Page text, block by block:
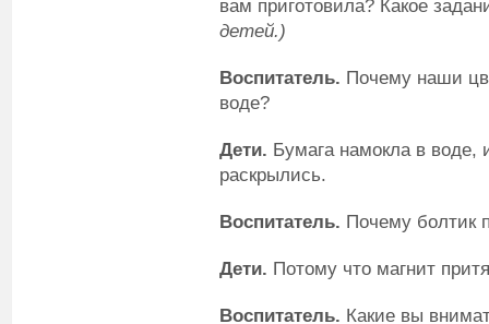
вам приготовила? Какое
детей.)
Воспитатель. Почему наши
воде?
Дети. Бумага намокла в воде,
раскрылись.
Воспитатель. Почему болтик
Дети. Потому что магнит
Воспитатель. Какие вы